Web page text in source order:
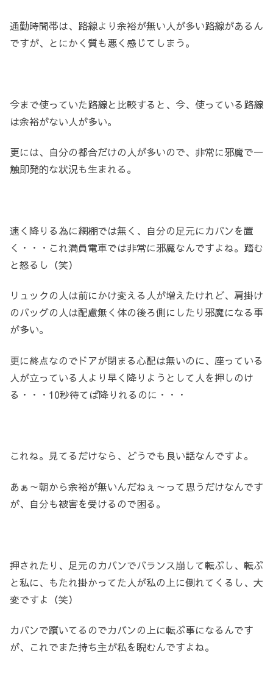
通勤時間帯は、路線より余裕が無い人が多い路線があるん
ですが、とにかく質も悪く感じてしまう。
今まで使っていた路線と比較すると、今、使っている路線
は余裕がない人が多い。
更には、自分の都合だけの人が多いので、非常に邪魔で一
触即発的な状況も生まれる。
速く降りる為に網棚では無く、自分の足元にカバンを置
く・・・これ満員電車では非常に邪魔なんですよね。踏む
と怒るし（笑）
リュックの人は前にかけ変える人が増えたけれど、肩掛け
のバッグの人は配慮無く体の後ろ側にしたり邪魔になる事
が多い。
更に終点なのでドアが閉まる心配は無いのに、座っている
人が立っている人より早く降りようとして人を押しのけ
る・・・10秒待てば降りれるのに・・・
これね。見てるだけなら、どうでも良い話なんですよ。
あぁ～朝から余裕が無いんだねぇ～って思うだけなんです
が、自分も被害を受けるので困る。
押されたり、足元のカバンでバランス崩して転ぶし、転ぶ
と私に、もたれ掛かってた人が私の上に倒れてくるし、大
変ですよ（笑）
カバンで躓いてるのでカバンの上に転ぶ事になるんです
が、これでまた持ち主が私を睨むんですよね。